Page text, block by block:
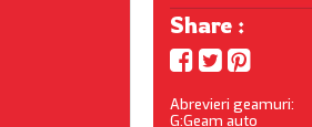
Share :
Abrevieri geamuri:
G:Geam auto